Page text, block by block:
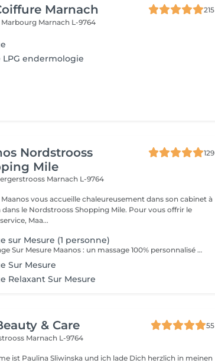
Marnach
215
Marbourg Marnach L-9764
LPG endermologie
Nordstrooss
Mile
129
Marnach L-9764
vous accueille chaleureusement dans son cabinet à
dans le Nordstrooss Shopping Mile. Pour vous offrir le
Maa...
sur Mesure (1 personne)
Le Massage Sur Mesure Maanos : un massage 100% personnalisé en fonction de vos besoins et de vos envies !
Sur Mesure
Relaxant Sur Mesure
& Care
55
Marnach L-9764
ist Paulina Sliwinska und ich lade Dich herzlich in meinen